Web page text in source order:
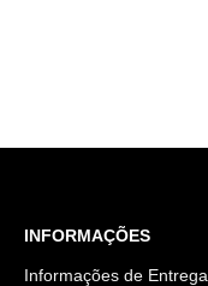
INFORMAÇÕES
Informações de Entrega